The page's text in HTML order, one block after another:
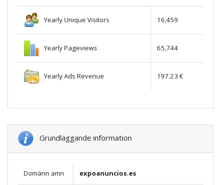
Yearly Unique Visitors 16,459
Yearly Pageviews 65,744
Yearly Ads Revenue 197.23 €
Grundläggande information
Domänn amn expoanuncios.es